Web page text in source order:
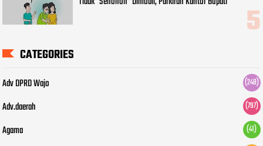
CATEGORIES
Adv DPRD Wajo (248)
Adv.daerah (797)
Agama (41)